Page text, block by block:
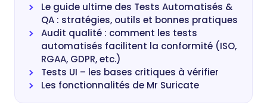
Le guide ultime des Tests Automatisés &
QA : stratégies, outils et bonnes pratiques
Audit qualité : comment les tests
automatisés facilitent la conformité (ISO,
RGAA, GDPR, etc.)
Tests UI – les bases critiques à vérifier
Les fonctionnalités de Mr Suricate